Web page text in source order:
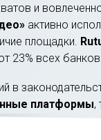
и
активно
площадки.
23% всех банков.
в
платформы,